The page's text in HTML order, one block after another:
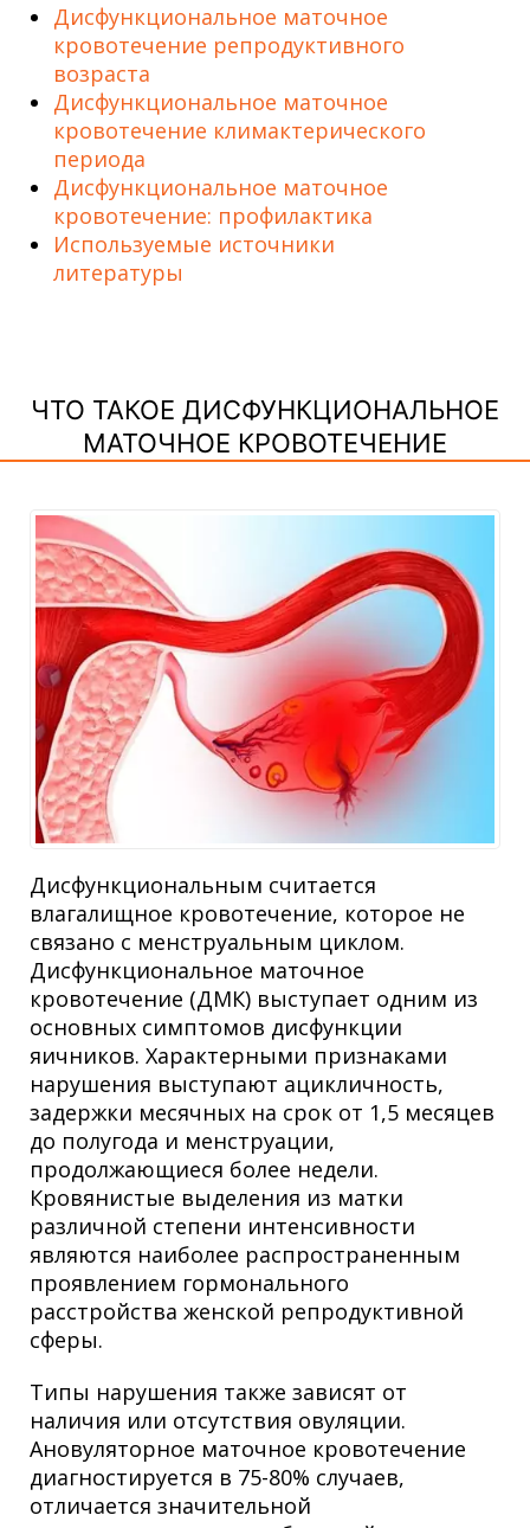
Дисфункциональное маточное
кровотечение репродуктивного
возраста
Дисфункциональное маточное
кровотечение климактерического
периода
Дисфункциональное маточное
кровотечение: профилактика
Используемые источники
литературы
ЧТО ТАКОЕ ДИСФУНКЦИОНАЛЬНОЕ
МАТОЧНОЕ КРОВОТЕЧЕНИЕ
Дисфункциональным считается
влагалищное кровотечение, которое не
связано с менструальным циклом.
Дисфункциональное маточное
кровотечение (ДМК) выступает одним из
основных симптомов дисфункции
яичников. Характерными признаками
нарушения выступают ацикличность,
задержки месячных на срок от 1,5 месяцев
до полугода и менструации,
продолжающиеся более недели.
Кровянистые выделения из матки
различной степени интенсивности
являются наиболее распространенным
проявлением гормонального
расстройства женской репродуктивной
сферы.
Типы нарушения также зависят от
наличия или отсутствия овуляции.
Ановуляторное маточное кровотечение
диагностируется в 75-80% случаев,
отличается значительной